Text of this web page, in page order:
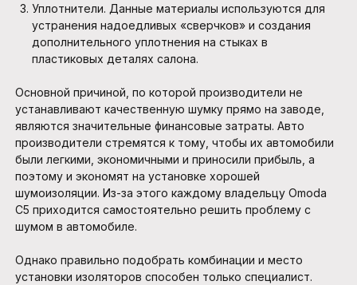
Уплотнители. Данные материалы используются для
устранения надоедливых «сверчков» и создания
дополнительного уплотнения на стыках в
пластиковых деталях салона.
Основной причиной, по которой производители не
устанавливают качественную шумку прямо на заводе,
являются значительные финансовые затраты. Авто
производители стремятся к тому, чтобы их автомобили
были легкими, экономичными и приносили прибыль, а
поэтому и экономят на установке хорошей
шумоизоляции. Из-за этого каждому владельцу Omoda
C5 приходится самостоятельно решить проблему с
шумом в автомобиле.
Однако правильно подобрать комбинации и место
установки изоляторов способен только специалист.